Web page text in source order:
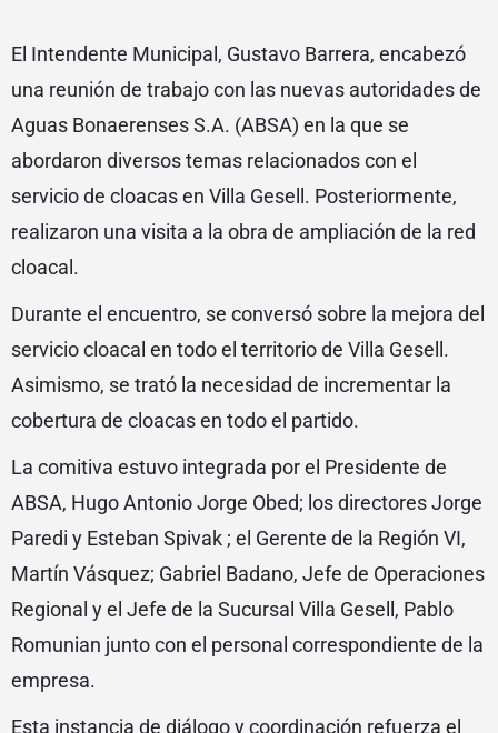
El Intendente Municipal, Gustavo Barrera, encabezó
una reunión de trabajo con las nuevas autoridades de
Aguas Bonaerenses S.A. (ABSA) en la que se
abordaron diversos temas relacionados con el
servicio de cloacas en Villa Gesell. Posteriormente,
realizaron una visita a la obra de ampliación de la red
cloacal.
Durante el encuentro, se conversó sobre la mejora del
servicio cloacal en todo el territorio de Villa Gesell.
Asimismo, se trató la necesidad de incrementar la
cobertura de cloacas en todo el partido.
La comitiva estuvo integrada por el Presidente de
ABSA, Hugo Antonio Jorge Obed; los directores Jorge
Paredi y Esteban Spivak ; el Gerente de la Región VI,
Martín Vásquez; Gabriel Badano, Jefe de Operaciones
Regional y el Jefe de la Sucursal Villa Gesell, Pablo
Romunian junto con el personal correspondiente de la
empresa.
Esta instancia de diálogo y coordinación refuerza el